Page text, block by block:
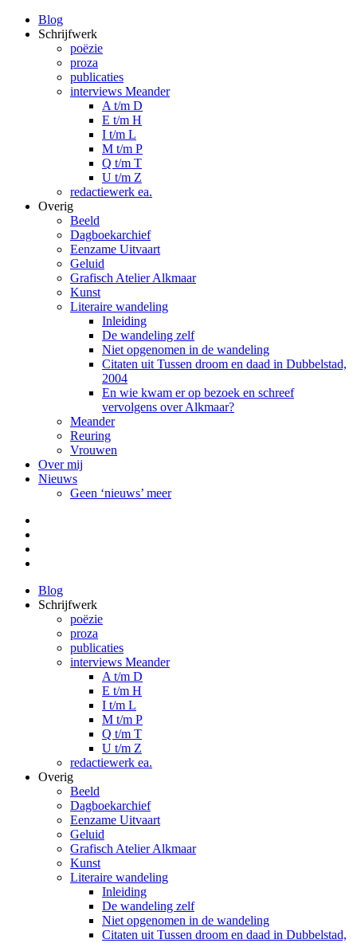
Blog
Schrijfwerk
poëzie
proza
publicaties
interviews Meander
A t/m D
E t/m H
I t/m L
M t/m P
Q t/m T
U t/m Z
redactiewerk ea.
Overig
Beeld
Dagboekarchief
Eenzame Uitvaart
Geluid
Grafisch Atelier Alkmaar
Kunst
Literaire wandeling
Inleiding
De wandeling zelf
Niet opgenomen in de wandeling
Citaten uit Tussen droom en daad in Dubbelstad,
2004
En wie kwam er op bezoek en schreef
vervolgens over Alkmaar?
Meander
Reuring
Vrouwen
Over mij
Nieuws
Geen ‘nieuws’ meer
Blog
Schrijfwerk
poëzie
proza
publicaties
interviews Meander
A t/m D
E t/m H
I t/m L
M t/m P
Q t/m T
U t/m Z
redactiewerk ea.
Overig
Beeld
Dagboekarchief
Eenzame Uitvaart
Geluid
Grafisch Atelier Alkmaar
Kunst
Literaire wandeling
Inleiding
De wandeling zelf
Niet opgenomen in de wandeling
Citaten uit Tussen droom en daad in Dubbelstad,